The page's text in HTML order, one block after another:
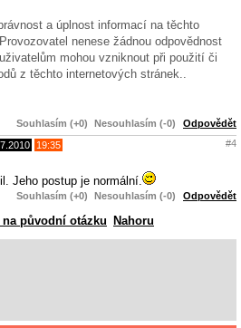
a úplnost informací na těchto
nenese žádnou odpovědnost
mohou vzniknout při použití či
z těchto internetových stránek..
Souhlasím (+0) Nesouhlasím (-0) Odpovědět
19:35 #4
Jeho postup je normální.
Souhlasím (+0) Nesouhlasím (-0) Odpovědět
na původní otázku Nahoru